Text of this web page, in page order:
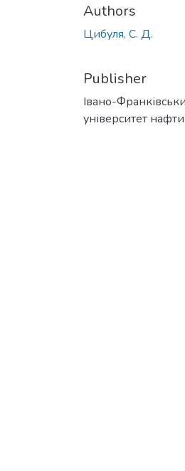
Authors
Цибуля, С. Д.
Publisher
Івано-
університет нафти